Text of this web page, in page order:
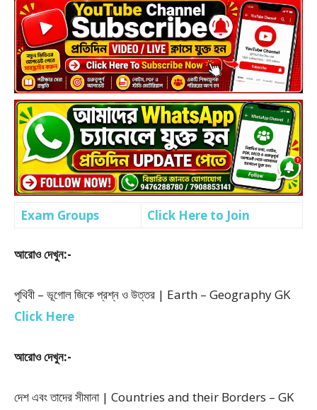
Exam Groups Click Here to Join
আরোও দেখুন:-
পৃথিবী – ভূগোল জিকে প্রশ্ন ও উত্তর | Earth – Geography GK
Click Here
আরোও দেখুন:-
দেশ এবং তাদের সীমানা | Countries and their Borders – GK